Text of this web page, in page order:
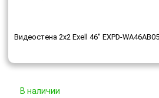
Видеостена 2x2 Exell 46" EXPD-WA46AB05
В наличии